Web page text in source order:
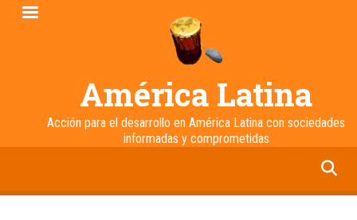
Pasar
América Latina
Acción para el desarrollo en América Latina con sociedades
informadas y comprometidas